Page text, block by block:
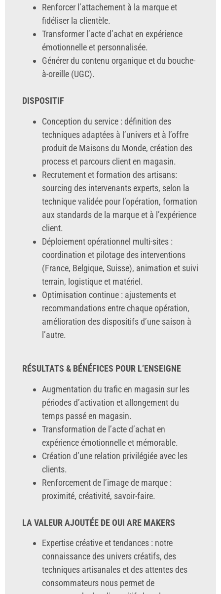
Renforcer l’attachement à la marque et
fidéliser la clientèle.
Transformer l’acte d’achat en expérience
émotionnelle et personnalisée.
Générer du contenu organique et du bouche-
à-oreille (UGC).
DISPOSITIF
Conception du service : définition des
techniques adaptées à l’univers et à l’offre
produit de Maisons du Monde, création des
process et parcours client en magasin.
Recrutement et formation des artisans:
sourcing des intervenants experts, selon la
technique validée pour l’opération, formation
aux standards de la marque et à l’expérience
client.
Déploiement opérationnel multi-sites :
coordination et pilotage des interventions
(France, Belgique, Suisse), animation et suivi
terrain, logistique et matériel.
Optimisation continue : ajustements et
recommandations entre chaque opération,
amélioration des dispositifs d’une saison à
l’autre.
RÉSULTATS & BÉNÉFICES POUR L’ENSEIGNE
Augmentation du trafic en magasin sur les
périodes d’activation et allongement du
temps passé en magasin.
Transformation de l’acte d’achat en
expérience émotionnelle et mémorable.
Création d’une relation privilégiée avec les
clients.
Renforcement de l’image de marque :
proximité, créativité, savoir-faire.
LA VALEUR AJOUTÉE DE OUI ARE MAKERS
Expertise créative et tendances : notre
connaissance des univers créatifs, des
techniques artisanales et des attentes des
consommateurs nous permet de